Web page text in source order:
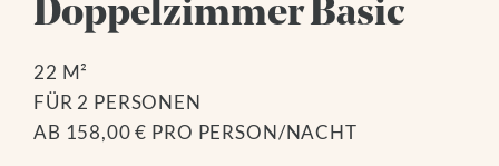
Doppelzimmer Basic
22 M²
FÜR 2 PERSONEN
AB 158,00 € PRO PERSON/NACHT